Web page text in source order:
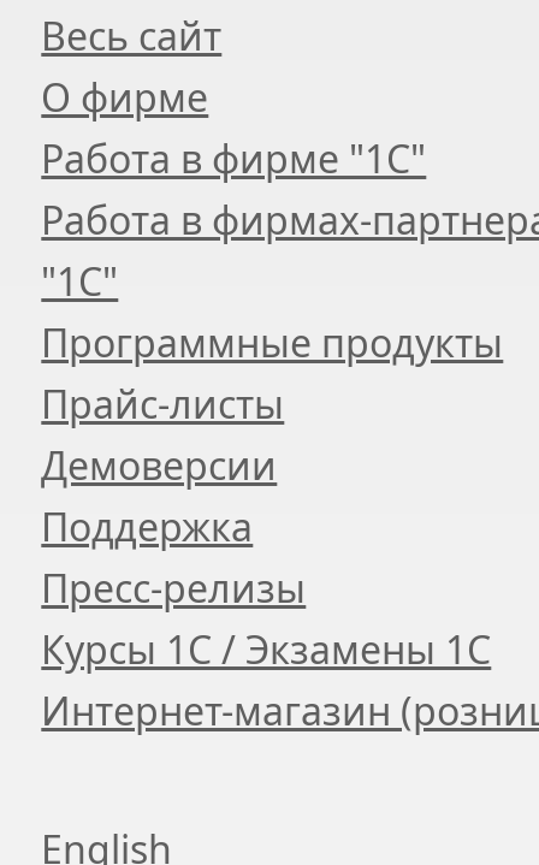
Весь сайт
О фирме
Работа в фирме "1С"
Работа в фирмах-
"1С"
Программные продукты
Прайс-листы
Демоверсии
Поддержка
Пресс-релизы
Курсы 1С / Экзамены 1С
Интернет-магазин
English